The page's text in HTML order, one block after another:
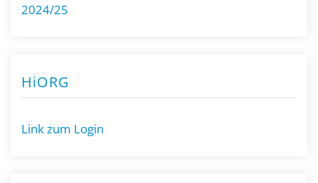
2024/25
HiORG
Link zum Login